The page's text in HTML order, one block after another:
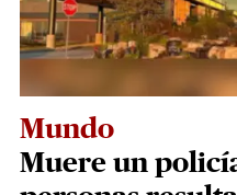
Mundo
Muere un